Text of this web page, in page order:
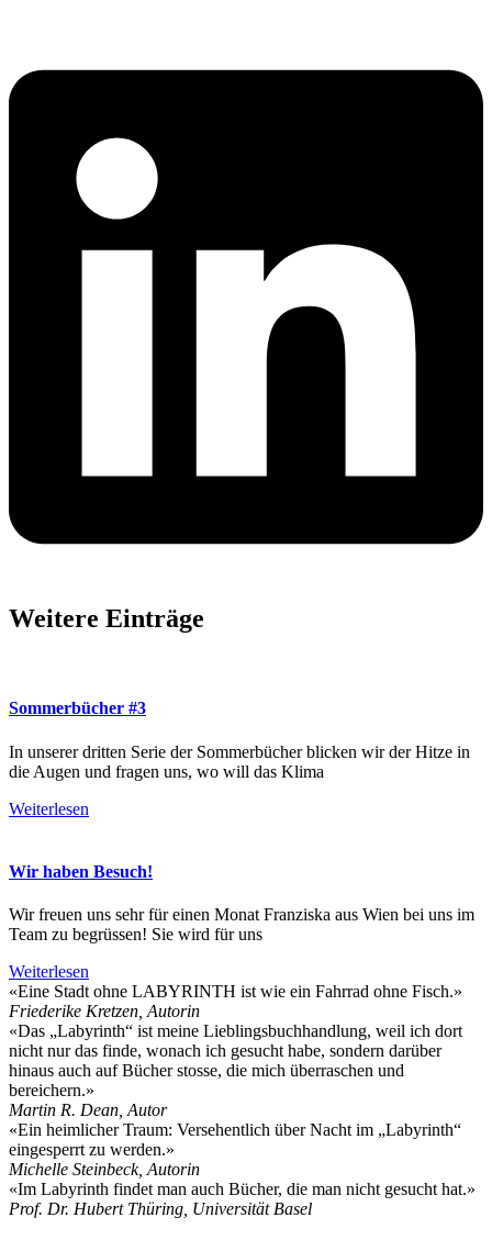
Weitere Einträge
Sommerbücher #3
In unserer dritten Serie der Sommerbücher blicken wir der Hitze in
die Augen und fragen uns, wo will das Klima
Weiterlesen
Wir haben Besuch!
Wir freuen uns sehr für einen Monat Franziska aus Wien bei uns im
Team zu begrüssen! Sie wird für uns
Weiterlesen
«Eine Stadt ohne LABYRINTH ist wie ein Fahrrad ohne Fisch.»
Friederike Kretzen, Autorin
«Das „Labyrinth“ ist meine Lieblingsbuchhandlung, weil ich dort
nicht nur das finde, wonach ich gesucht habe, sondern darüber
hinaus auch auf Bücher stosse, die mich überraschen und
bereichern.»
Martin R. Dean, Autor
«Ein heimlicher Traum: Versehentlich über Nacht im „Labyrinth“
eingesperrt zu werden.»
Michelle Steinbeck, Autorin
«Im Labyrinth findet man auch Bücher, die man nicht gesucht hat.»
Prof. Dr. Hubert Thüring, Universität Basel